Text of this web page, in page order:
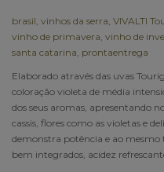
brasil vinhos da serra VIVALTI
vinho de primavera vinho de
santa catarina prontaentrega
Elaborado através das uvas
coloração violeta de média
dos seus aromas, apresentando
cassis, flores como as violetas e
demonstra potência e ao mesmo
bem integrados, acidez